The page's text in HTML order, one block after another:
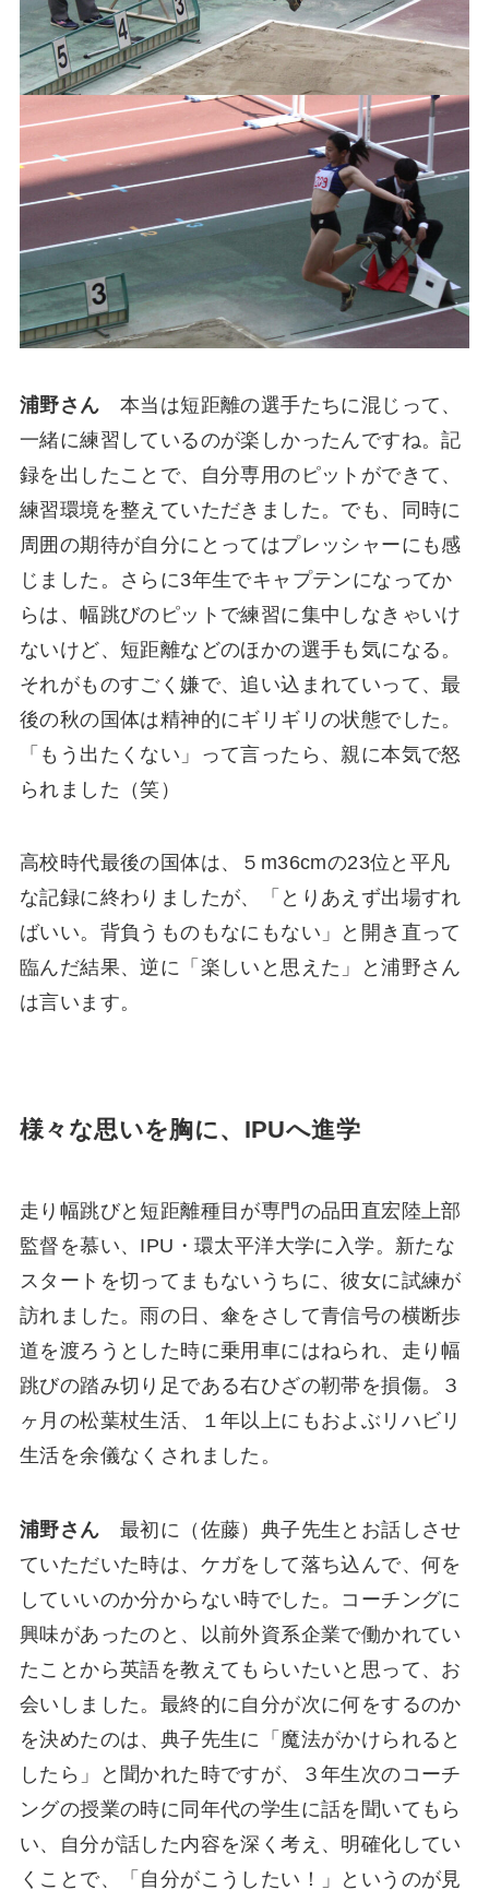
浦野さん 本当は短距離の選手たちに混じって、
一緒に練習しているのが楽しかったんですね。記
録を出したことで、自分専用のピットができて、
練習環境を整えていただきました。でも、同時に
周囲の期待が自分にとってはプレッシャーにも感
じました。さらに3年生でキャプテンになってか
らは、幅跳びのピットで練習に集中しなきゃいけ
ないけど、短距離などのほかの選手も気になる。
それがものすごく嫌で、追い込まれていって、最
後の秋の国体は精神的にギリギリの状態でした。
「もう出たくない」って言ったら、親に本気で怒
られました（笑）
高校時代最後の国体は、５m36cmの23位と平凡
な記録に終わりましたが、「とりあえず出場すれ
ばいい。背負うものもなにもない」と開き直って
臨んだ結果、逆に「楽しいと思えた」と浦野さん
は言います。
様々な思いを胸に、IPUへ進学
走り幅跳びと短距離種目が専門の品田直宏陸上部
監督を慕い、IPU・環太平洋大学に入学。新たな
スタートを切ってまもないうちに、彼女に試練が
訪れました。雨の日、傘をさして青信号の横断歩
道を渡ろうとした時に乗用車にはねられ、走り幅
跳びの踏み切り足である右ひざの靭帯を損傷。３
ヶ月の松葉杖生活、１年以上にもおよぶリハビリ
生活を余儀なくされました。
浦野さん 最初に（佐藤）典子先生とお話しさせ
ていただいた時は、ケガをして落ち込んで、何を
していいのか分からない時でした。コーチングに
興味があったのと、以前外資系企業で働かれてい
たことから英語を教えてもらいたいと思って、お
会いしました。最終的に自分が次に何をするのか
を決めたのは、典子先生に「魔法がかけられると
したら」と聞かれた時ですが、３年生次のコーチ
ングの授業の時に同年代の学生に話を聞いてもら
い、自分が話した内容を深く考え、明確化してい
くことで、「自分がこうしたい！」というのが見